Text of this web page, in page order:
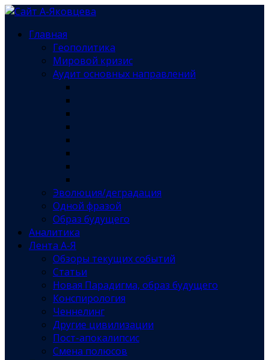
Главная
Геополитика
Мировой кризис
Аудит основных направлений
Эволюция/деградация
Одной фразой
Образ будущего
Аналитика
Лента А-Я
Обзоры текущих событий
Статьи
Новая Парадигма, образ будущего
Конспирология
Ченнелинг
Другие цивилизации
Пост-апокалипсис
Смена полюсов